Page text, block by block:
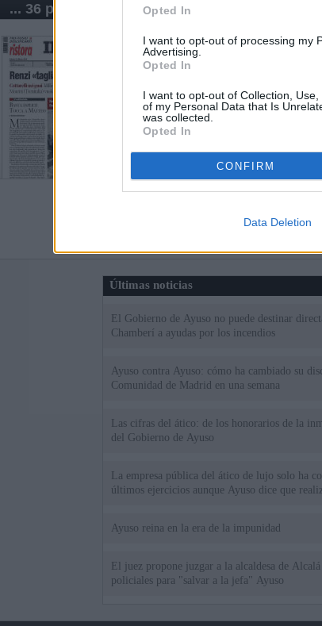
Opted In
I want to opt-out of processing my
Advertising.
Opted In
I want to opt-out of Collection,
of my Personal Data that Is
was collected.
Opted In
CONFIRM
Data Deletion
... 36 periódicos de Italia
Últimas noticias
El Gobierno de Ayuso no puede destinar
Chamberí a ayudas por los incendios
Ayuso contra Ayuso: cómo ha cambiado su
Comunidad de Madrid en una semana
Las cifras del ático: de los honorarios de la
del Gobierno de Ayuso
La empresa pública del ático de lujo solo ha
últimos ejercicios aunque Ayuso dice que
Ayuso reina en la era de la impunidad
El juez propone juzgar a la alcaldesa de
policiales para "salvar a la jefa" Ayuso